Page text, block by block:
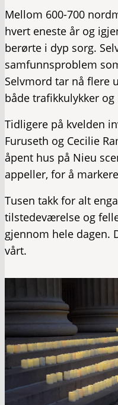
Mellom 600-700
hvert eneste år og
berørte i dyp sorg.
samfunnsproblem
Selvmord tar nå flere
både trafikkulykker og
Tidligere på kvelden
Furuseth og Cecilie
åpent hus på Nieu
appeller, for å
Tusen takk for alt
tilstedeværelse og
gjennom hele dagen.
vårt.